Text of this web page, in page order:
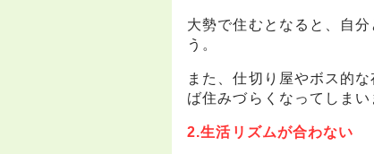
大勢で住むとなると、自
う。
また、仕切り屋やボス的
ば住みづらくなってしまい
2.生活リズムが合わない